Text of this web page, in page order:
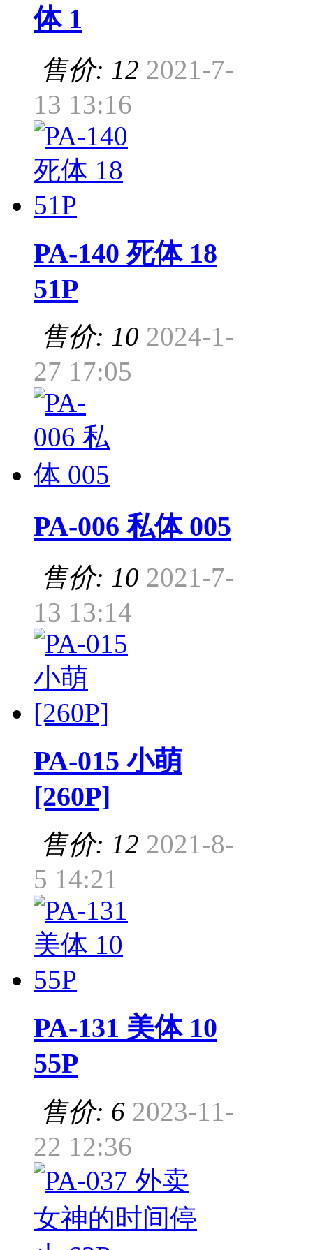
体 1
售价: 12 2021-7-
13 13:16
PA-140 死体 18
51P
售价: 10 2024-1-
27 17:05
PA-006 私体 005
售价: 10 2021-7-
13 13:14
PA-015 小萌
[260P]
售价: 12 2021-8-
5 14:21
PA-131 美体 10
55P
售价: 6 2023-11-
22 12:36